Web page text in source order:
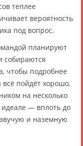
теплее
вероятность
под вопрос.
планируют
собираются
чтобы подробнее
всё пойдёт хорошо,
на несколько
идеале — вплоть до
и наземную